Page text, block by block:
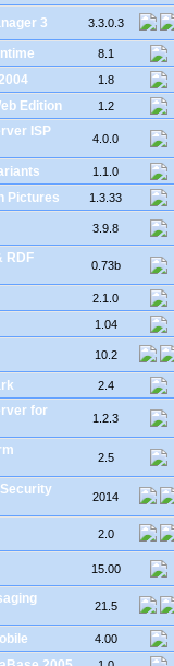
3 3.3.0.3
8.1
1.8
Edition 1.2
ISP
4.0.0
1.1.0
Pictures 1.3.33
3.9.8
RDF
0.73b
2.1.0
1.04
10.2
2.4
for
1.2.3
2.5
2014
2.0
15.00
21.5
4.00